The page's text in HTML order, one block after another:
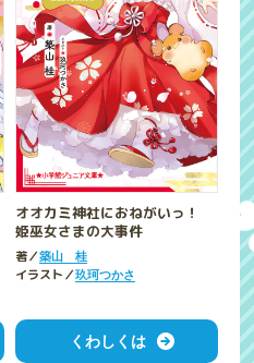
オオカミ神社におねがいっ！
姫巫女さまの大事件
著／築山 桂
イラスト／玖珂つかさ
くわしくは